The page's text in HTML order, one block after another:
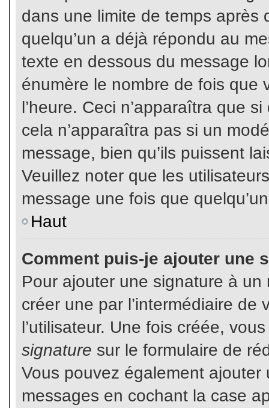
dans une limite de temps après
quelqu’un a déjà répondu au
texte en dessous du message
énumère le nombre de fois que
l’heure. Ceci n’apparaîtra que
cela n’apparaîtra pas si un
message, bien qu’ils puissent
Veuillez noter que les
message une fois que
Haut
Comment puis-je ajouter une
Pour ajouter une signature à un
créer une par l’intermédiaire
l’utilisateur. Une fois créée,
signature sur le formulaire de
Vous pouvez également
messages en cochant la case